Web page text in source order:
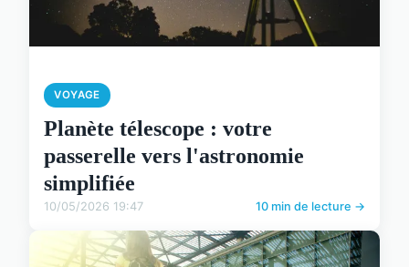
VOYAGE
Planète télescope : votre
passerelle vers l'astronomie
simplifiée
10/05/2026 19:47 10 min de lecture →